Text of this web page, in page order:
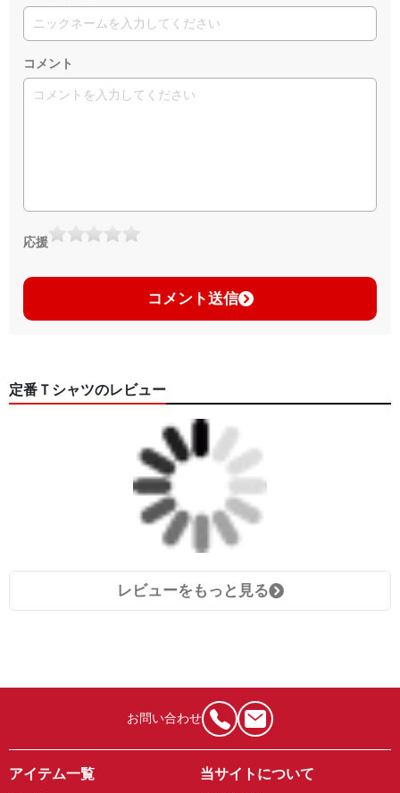
コメント
応援
コメント送信
定番Ｔシャツのレビュー
レビューをもっと見る
お問い合わせ
アイテム一覧 当サイトについて